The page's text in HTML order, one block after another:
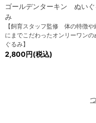
ゴールデンターキン ぬいぐ
み
【飼育スタッフ監修 体の特徴や
にまでこだわったオンリーワンの
ぐるみ】
2,800円(税込)